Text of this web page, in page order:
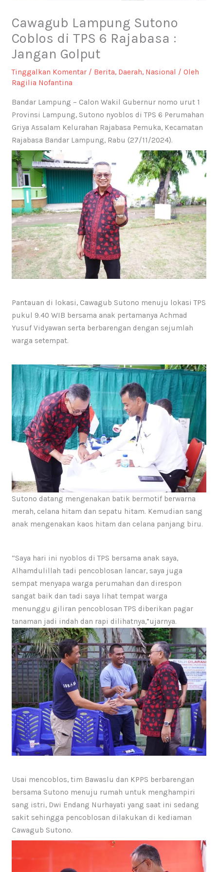
Cawagub Lampung Sutono
Coblos di TPS 6 Rajabasa :
Jangan Golput
Tinggalkan Komentar / Berita, Daerah, Nasional / Oleh
Ragilia Nofantina
Bandar Lampung – Calon Wakil Gubernur nomo urut 1
Provinsi Lampung, Sutono nyoblos di TPS 6 Perumahan
Griya Assalam Kelurahan Rajabasa Pemuka, Kecamatan
Rajabasa Bandar Lampung, Rabu (27/11/2024).
Pantauan di lokasi, Cawagub Sutono menuju lokasi TPS
pukul 9.40 WIB bersama anak pertamanya Achmad
Yusuf Vidyawan serta berbarengan dengan sejumlah
warga setempat.
Sutono datang mengenakan batik bermotif berwarna
merah, celana hitam dan sepatu hitam. Kemudian sang
anak mengenakan kaos hitam dan celana panjang biru.
“Saya hari ini nyoblos di TPS bersama anak saya,
Alhamdulillah tadi pencoblosan lancar, saya juga
sempat menyapa warga perumahan dan direspon
sangat baik dan tadi saya lihat tempat warga
menunggu giliran pencoblosan TPS diberikan pagar
tanaman jadi indah dan rapi dilihatnya,”ujarnya.
Usai mencoblos, tim Bawaslu dan KPPS berbarengan
bersama Sutono menuju rumah untuk menghampiri
sang istri, Dwi Endang Nurhayati yang saat ini sedang
sakit sehingga pencoblosan dilakukan di kediaman
Cawagub Sutono.